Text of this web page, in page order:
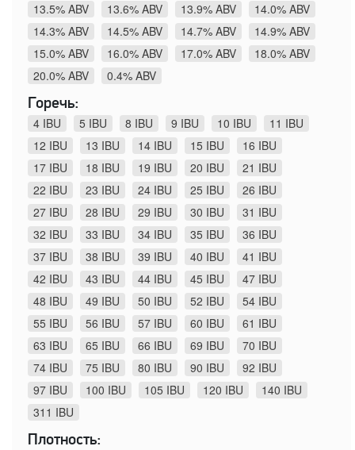
13.5% ABV
13.6% ABV 13.9% ABV
14.0% ABV
14.3% ABV
14.5% ABV 14.7% ABV
14.9% ABV
15.0% ABV
16.0% ABV 17.0% ABV
18.0% ABV
20.0% ABV
0.4% ABV
Горечь:
4 IBU
5 IBU 8 IBU 9 IBU 10 IBU
11 IBU
12 IBU
13 IBU 14 IBU 15 IBU
16 IBU
17 IBU
18 IBU 19 IBU 20 IBU
21 IBU
22 IBU
23 IBU 24 IBU 25 IBU
26 IBU
27 IBU
28 IBU 29 IBU 30 IBU
31 IBU
32 IBU
33 IBU 34 IBU 35 IBU
36 IBU
37 IBU
38 IBU 39 IBU 40 IBU
41 IBU
42 IBU
43 IBU 44 IBU 45 IBU
47 IBU
48 IBU
49 IBU 50 IBU 52 IBU
54 IBU
55 IBU
56 IBU 57 IBU 60 IBU
61 IBU
63 IBU
65 IBU 66 IBU 69 IBU
70 IBU
74 IBU
75 IBU 80 IBU 90 IBU
92 IBU
97 IBU
100 IBU 105 IBU 120 IBU
140 IBU
311 IBU
Плотность: